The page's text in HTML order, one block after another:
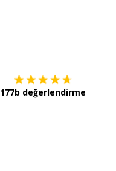
177b değerlendirme